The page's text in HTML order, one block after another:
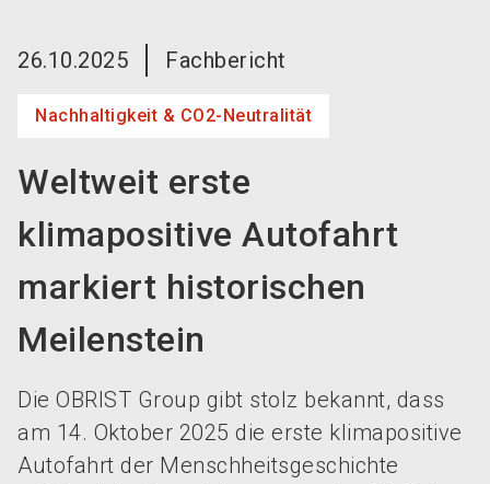
26.10.2025 Fachbericht
Nachhaltigkeit & CO2-Neutralität
Weltweit erste
klimapositive Autofahrt
markiert historischen
Meilenstein
Die OBRIST Group gibt stolz bekannt, dass
am 14. Oktober 2025 die erste klimapositive
Autofahrt der Menschheitsgeschichte